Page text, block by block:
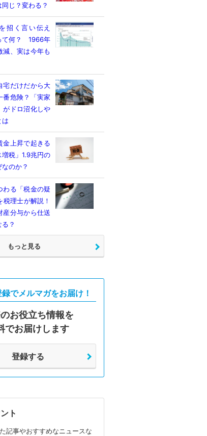
じ？変わる？
招く言い伝え
て何？ 1966年
減、実は今年も
宅だけだから大
番危険？「実家
がドロ沼化しや
は
金上昇で起きる
増税」1.9兆円の
のか？
わる「税金の疑
税理士が解説！
産分与から仕送
？
もっと見る
でメルマガをお届け！
お役立ち情報を
でお届けします
登録する
ト
記事やおすすめなニュースな